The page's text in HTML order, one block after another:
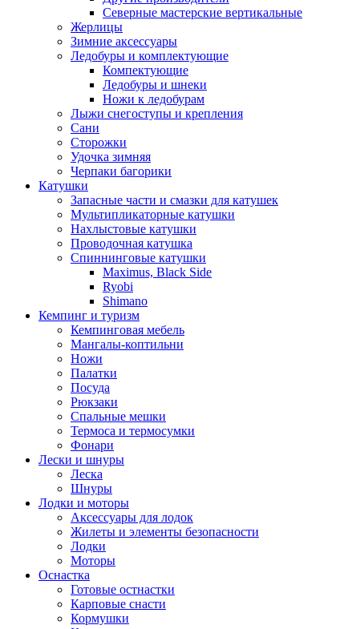
Северные мастерские вертикальные
Жерлицы
Зимние аксессуары
Ледобуры и комплектующие
Компектующие
Ледобуры и шнеки
Ножи к ледобурам
Лыжи снегоступы и крепления
Сани
Сторожки
Удочка зимняя
Черпаки багорики
Катушки
Запасные части и смазки для катушек
Мультипликаторные катушки
Нахлыстовые катушки
Проводочная катушка
Спиннинговые катушки
Maximus, Black Side
Ryobi
Shimano
Кемпинг и туризм
Кемпинговая мебель
Мангалы-коптильни
Ножи
Палатки
Посуда
Рюкзаки
Спальные мешки
Термоса и термосумки
Фонари
Лески и шнуры
Леска
Шнуры
Лодки и моторы
Аксессуары для лодок
Жилеты и элементы безопасности
Лодки
Моторы
Оснастка
Готовые остнастки
Карповые снасти
Кормушки